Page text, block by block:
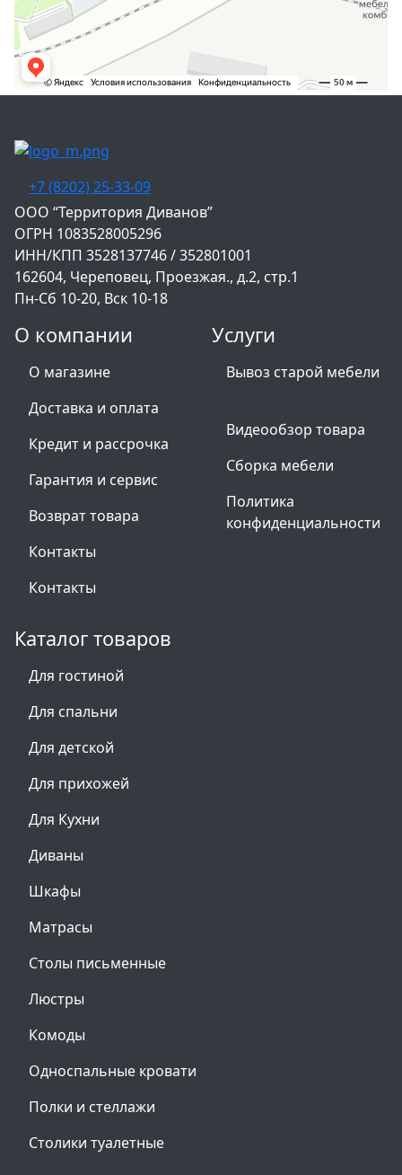
О компании
О магазине
Доставка и оплата
Кредит и рассрочка
Гарантия и сервис
Возврат товара
Контакты
Контакты
Услуги
Вывоз старой мебели
Видеообзор товара
Сборка мебели
Политика
конфиденциальности
Каталог товаров
Для гостиной
Для спальни
Для детской
Для прихожей
Для Кухни
Диваны
Шкафы
Матрасы
Столы письменные
Люстры
Комоды
Односпальные кровати
Полки и стеллажи
Столики туалетные
+7 (8202) 25-33-09
‌ООО “Территория Диванов”
ОГРН 1083528005296
ИНН/КПП 3528137746 / 352801001
162604, Череповец, Проезжая., д.2, стр.1
Пн-Сб 10-20, Вск 10-18